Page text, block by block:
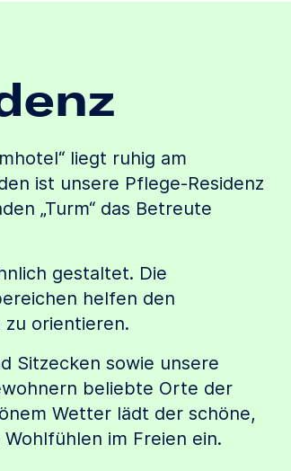
liegt ruhig am
ist unsere Pflege-Residenz
„Turm“ das Betreute
gestaltet. Die
helfen den
zu orientieren.
Sitzecken sowie unsere
beliebte Orte der
Wetter lädt der schöne,
im Freien ein.